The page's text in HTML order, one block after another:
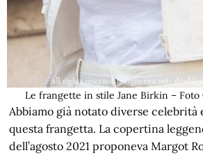
Le frangette in stile Jane Birkin – Foto
Abbiamo già notato diverse
questa frangetta. La copertina
dell’agosto 2021 proponeva Margot